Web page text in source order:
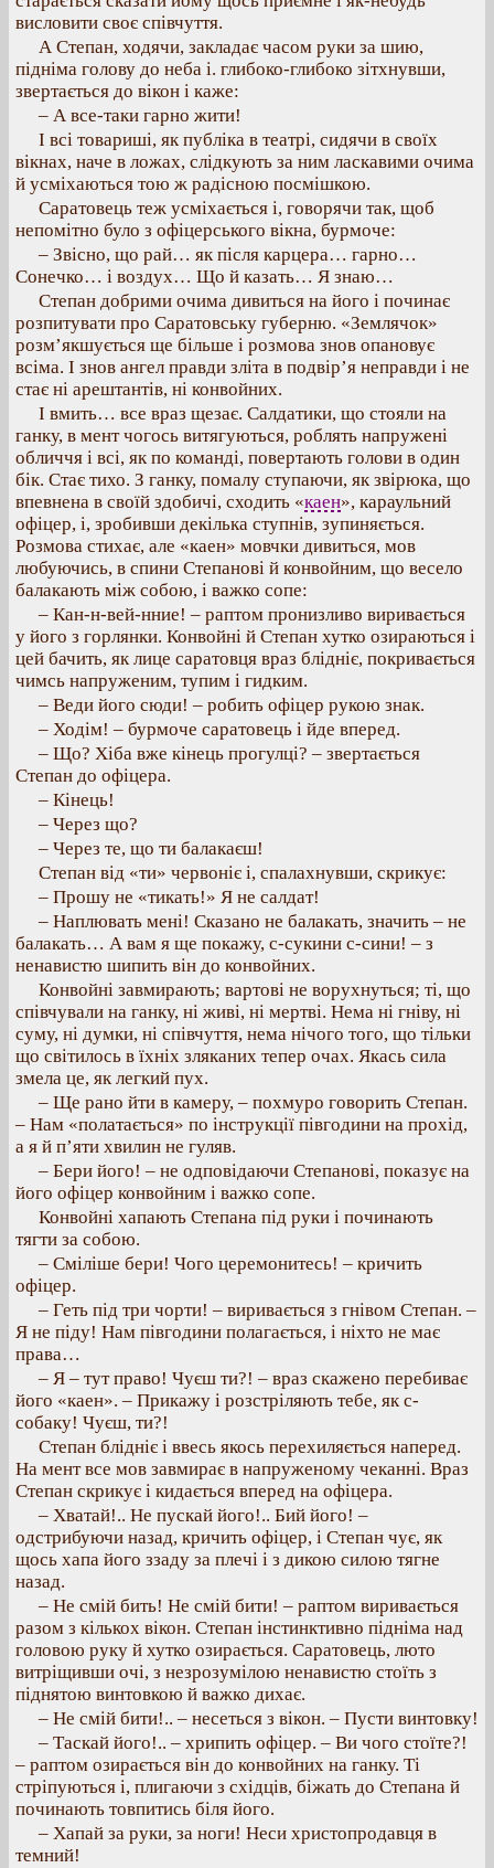
висловити своє співчуття.
А Степан, ходячи, закладає часом руки за шию,
підніма голову до неба і. глибоко-глибоко зітхнувши,
звертається до вікон і каже:
– А все-таки гарно жити!
І всі товариші, як публіка в театрі, сидячи в своїх
вікнах, наче в ложах, слідкують за ним ласкавими очима
й усміхаються тою ж радісною посмішкою.
Саратовець теж усміхається і, говорячи так, щоб
непомітно було з офіцерського вікна, бурмоче:
– Звісно, що рай… як після карцера… гарно…
Сонечко… і воздух… Що й казать… Я знаю…
Степан добрими очима дивиться на його і починає
розпитувати про Саратовську губерню. «Землячок»
розм’якшується ще більше і розмова знов опановує
всіма. І знов ангел правди зліта в подвір’я неправди і не
стає ні арештантів, ні конвойних.
І вмить… все враз щезає. Салдатики, що стояли на
ганку, в мент чогось витягуються, роблять напружені
обличчя і всі, як по команді, повертають голови в один
бік. Стає тихо. З ганку, помалу ступаючи, як звірюка, що
впевнена в своїй здобичі, сходить «каен», караульний
офіцер, і, зробивши декілька ступнів, зупиняється.
Розмова стихає, але «каен» мовчки дивиться, мов
любуючись, в спини Степанові й конвойним, що весело
балакають між собою, і важко сопе:
– Кан-н-вей-нние! – раптом пронизливо виривається
у його з горлянки. Конвойні й Степан хутко озираються і
цей бачить, як лице саратовця враз блідніє, покривається
чимсь напруженим, тупим і гидким.
– Веди його сюди! – робить офіцер рукою знак.
– Ходім! – бурмоче саратовець і йде вперед.
– Що? Хіба вже кінець прогулці? – звертається
Степан до офіцера.
– Кінець!
– Через що?
– Через те, що ти балакаєш!
Степан від «ти» червоніє і, спалахнувши, скрикує:
– Прошу не «тикать!» Я не салдат!
– Наплювать мені! Сказано не балакать, значить – не
балакать… А вам я ще покажу, с-сукини с-сини! – з
ненавистю шипить він до конвойних.
Конвойні завмирають; вартові не ворухнуться; ті, що
співчували на ганку, ні живі, ні мертві. Нема ні гніву, ні
суму, ні думки, ні співчуття, нема нічого того, що тільки
що світилось в їхніх зляканих тепер очах. Якась сила
змела це, як легкий пух.
– Ще рано йти в камеру, – похмуро говорить Степан.
– Нам «полатається» по інструкції півгодини на прохід,
а я й п’яти хвилин не гуляв.
– Бери його! – не одповідаючи Степанові, показує на
його офіцер конвойним і важко сопе.
Конвойні хапають Степана під руки і починають
тягти за собою.
– Сміліше бери! Чого церемонитесь! – кричить
офіцер.
– Геть під три чорти! – виривається з гнівом Степан. –
Я не піду! Нам півгодини полагається, і ніхто не має
права…
– Я – тут право! Чуєш ти?! – враз скажено перебиває
його «каен». – Прикажу і розстріляють тебе, як с-
собаку! Чуєш, ти?!
Степан блідніє і ввесь якось перехиляється наперед.
На мент все мов завмирає в напруженому чеканні. Враз
Степан скрикує і кидається вперед на офіцера.
– Хватай!.. Не пускай його!.. Бий його! –
одстрибуючи назад, кричить офіцер, і Степан чує, як
щось хапа його ззаду за плечі і з дикою силою тягне
назад.
– Не смій бить! Не смій бити! – раптом виривається
разом з кількох вікон. Степан інстинктивно підніма над
головою руку й хутко озирається. Саратовець, люто
витріщивши очі, з незрозумілою ненавистю стоїть з
піднятою винтовкою й важко дихає.
– Не смій бити!.. – несеться з вікон. – Пусти винтовку!
– Таскай його!.. – хрипить офіцер. – Ви чого стоїте?!
– раптом озирається він до конвойних на ганку. Ті
стріпуються і, плигаючи з східців, біжать до Степана й
починають товпитись біля його.
– Хапай за руки, за ноги! Неси христопродавця в
темний!